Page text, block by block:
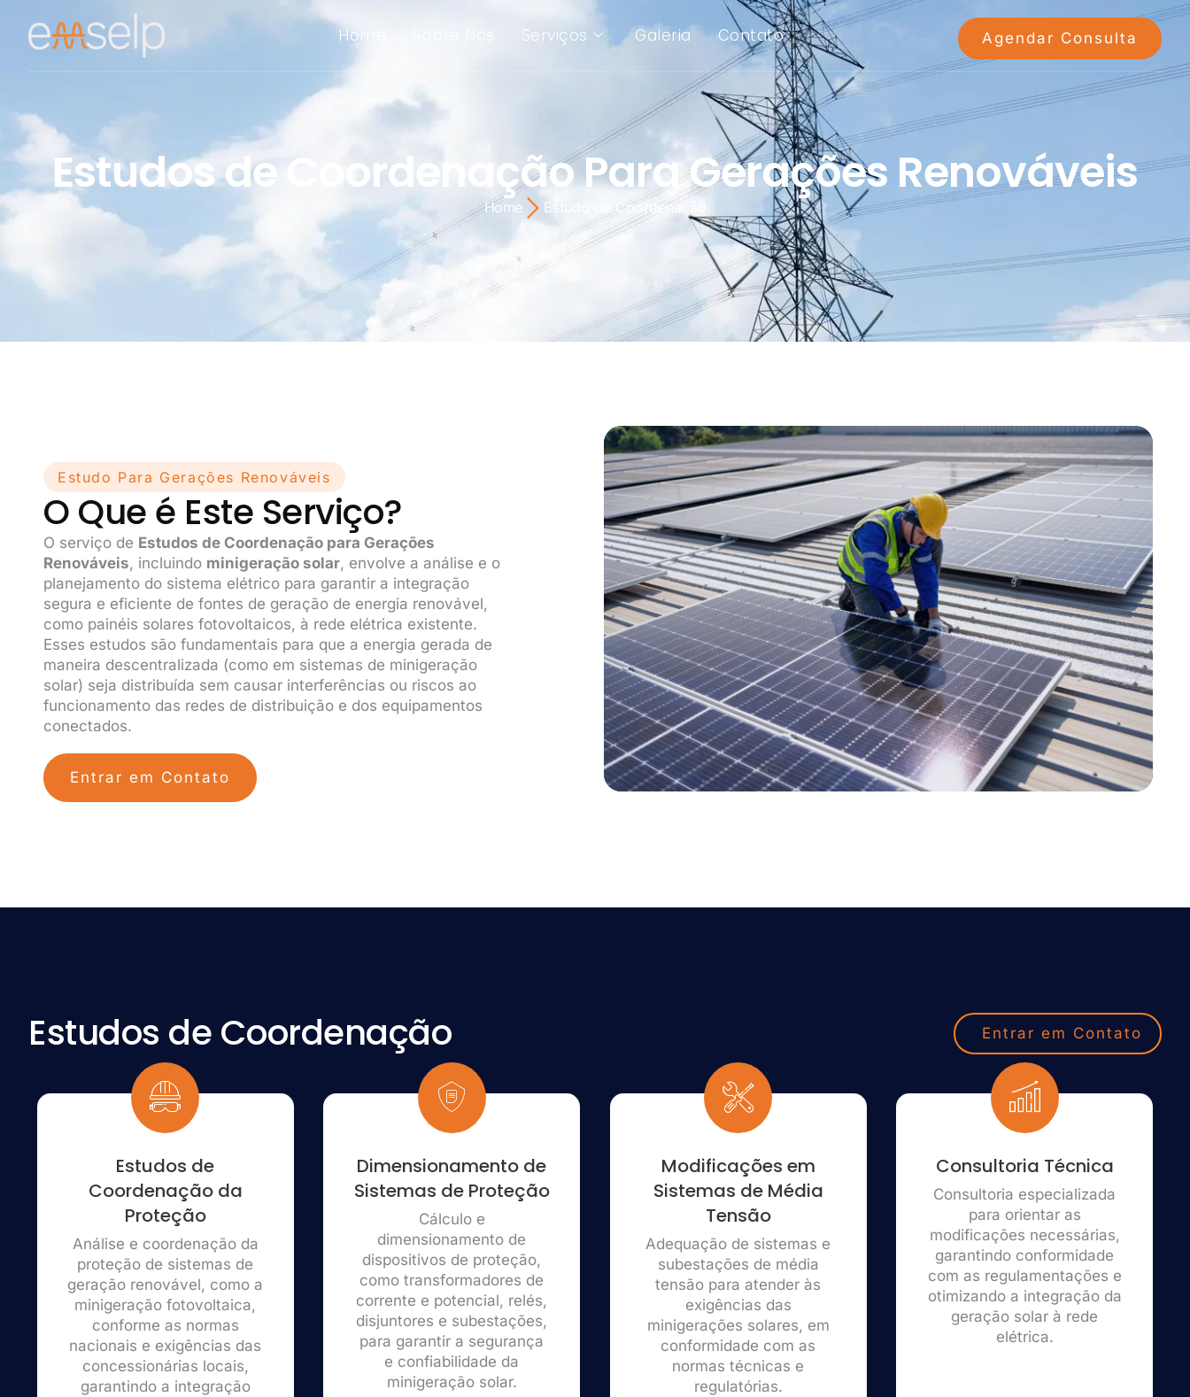
Home Serviços Galeria Contato Agendar Consulta
Estudos de Coordenação Para Gerações Renováveis
Home Estudo de Coordenação
Estudo Para Gerações Renováveis
O Que é Este Serviço?
O serviço de Estudos de Coordenação para Gerações
Renováveis, incluindo minigeração solar, envolve a análise e o
planejamento do sistema elétrico para garantir a integração
segura e eficiente de fontes de geração de energia renovável,
como painéis solares fotovoltaicos, à rede elétrica existente.
Esses estudos são fundamentais para que a energia gerada de
maneira descentralizada (como em sistemas de minigeração
solar) seja distribuída sem causar interferências ou riscos ao
funcionamento das redes de distribuição e dos equipamentos
conectados.
Entrar em Contato
Estudos de Coordenação Entrar em Contato
Estudos de
Coordenação da
Proteção
Análise e coordenação da
proteção de sistemas de
geração renovável, como a
minigeração fotovoltaica,
conforme as normas
nacionais e exigências das
concessionárias locais,
garantindo a integração
Dimensionamento de
Sistemas de Proteção
Cálculo e
dimensionamento de
dispositivos de proteção,
como transformadores de
corrente e potencial, relés,
disjuntores e subestações,
para garantir a segurança
e confiabilidade da
minigeração solar.
Modificações em
Sistemas de Média
Tensão
Adequação de sistemas e
subestações de média
tensão para atender às
exigências das
minigerações solares, em
conformidade com as
normas técnicas e
regulatórias.
Consultoria Técnica
Consultoria especializada
para orientar as
modificações necessárias,
garantindo conformidade
com as regulamentações e
otimizando a integração da
geração solar à rede
elétrica.